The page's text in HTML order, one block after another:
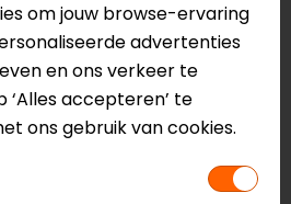
nodig?
nodig over dit product?
ons op of kom langs in één
Capelle aan den IJssel,
In de winkels kun je
& passen en staan onze
om jouw browse-ervaring
advertenties
en ons verkeer te
‘Alles accepteren’ te
ons gebruik van cookies.